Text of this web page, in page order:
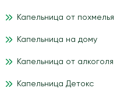
Капельница от похмелья
Капельница на дому
Капельница от алкоголя
Капельница Детокс